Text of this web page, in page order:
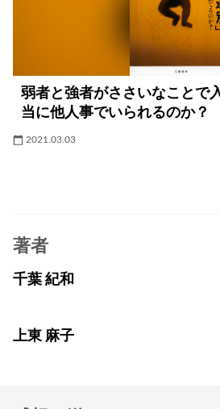
弱者と強者がささいなことで
当に他人事でいられるのか？
2021.03.03
著者
千葉 紀和
上東 麻子